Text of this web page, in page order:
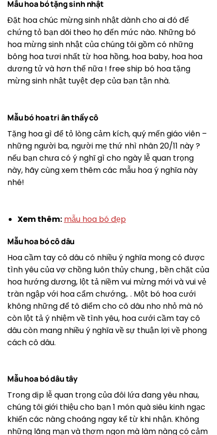
Mẫu hoa bó tặng sinh nhật
Đặt hoa chúc mừng sinh nhật dành cho ai đó để
chứng tỏ bạn dõi theo họ đến mức nào. Những bó
hoa mừng sinh nhật của chúng tôi gồm có những
bông hoa tươi nhất từ ​​hoa hồng, hoa baby, hoa hoa
dương tử và hơn thế nữa ! free ship bó hoa tặng
mừng sinh nhật tuyệt đẹp của bạn tận nhà.
Mẫu bó hoa tri ân thầy cô
Tặng hoa gì để tỏ lòng cảm kích, quý mến giáo viên –
những người ba, người mẹ thứ nhì nhân 20/11 này ?
nếu bạn chưa có ý nghĩ gì cho ngày lễ quan trọng
này, hãy cùng xem thêm các mẫu hoa ý nghĩa này
nhé!
Xem thêm: mẫu hoa bó đẹp
Mẫu hoa bó cô dâu
Hoa cầm tay cô dâu có nhiều ý nghĩa mong có được
tình yêu của vợ chồng luôn thủy chung , bền chặt của
hoa hướng dương, lột tả niềm vui mừng mới và vui vẻ
tràn ngập với hoa cẩm chướng,. . Một bó hoa cưới
không những để tô điểm cho cô dâu nho nhỏ mà nó
còn lột tả ý nhiệm về tình yêu, hoa cưới cầm tay cô
dâu còn mang nhiều ý nghĩa về sự thuận lợi về phong
cách cô dâu.
Mẫu hoa bó dâu tây
Trong dịp lễ quan trọng của đôi lứa đang yêu nhau,
chúng tôi giới thiệu cho bạn 1 món quà siêu kinh ngạc
khiến các nàng choáng ngay kể từ khi nhận. Không
những lãng mạn và thơm ngon mà làm nàng có cảm